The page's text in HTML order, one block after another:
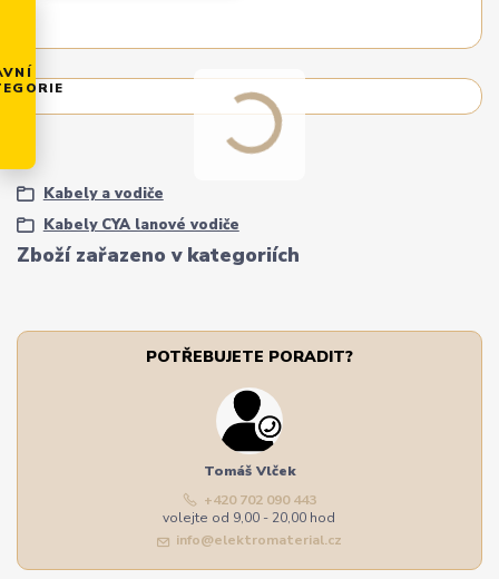
Zboží zařazeno v kategoriích
Kabely a vodiče
Kabely CYA lanové vodiče
POTŘEBUJETE PORADIT?
Tomáš Vlček
+420 702 090 443
volejte od 9,00 - 20,00 hod
info@elektromaterial.cz